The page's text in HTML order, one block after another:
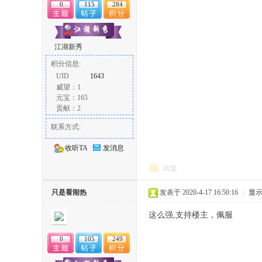
0 115 284
江湖新秀
积分信息:
UID
1643
威望：1
元宝：165
贡献：2
联系方式:
收听TA 发消息
回复
只是看闹热
0 105 249
发表于 2020-4-17 16:50:16 显
这么强,支持楼主，佩服